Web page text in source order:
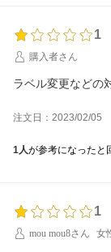
1
購入者さん
ラベル変更などの
注文日：2023/02/05
1人が参考になったと
1
mou mou8さん
女